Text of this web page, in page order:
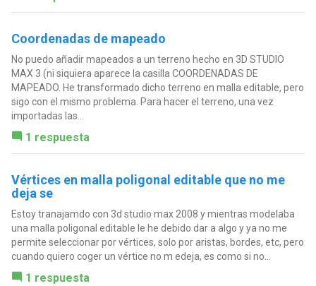
Coordenadas de mapeado
No puedo añadir mapeados a un terreno hecho en 3D STUDIO
MAX 3 (ni siquiera aparece la casilla COORDENADAS DE
MAPEADO. He transformado dicho terreno en malla editable, pero
sigo con el mismo problema. Para hacer el terreno, una vez
importadas las...
1 respuesta
Vértices en malla poligonal editable que no me
deja se
Estoy tranajamdo con 3d studio max 2008 y mientras modelaba
una malla poligonal editable le he debido dar a algo y ya no me
permite seleccionar por vértices, solo por aristas, bordes, etc, pero
cuando quiero coger un vértice no m edeja, es como si no...
1 respuesta